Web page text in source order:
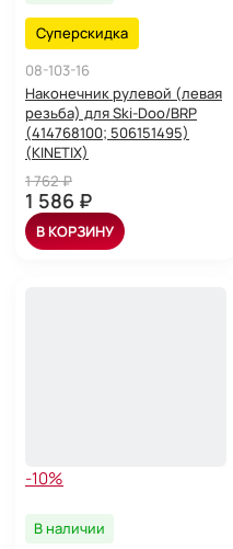
Суперскидка
08-103-16
Наконечник рулевой (левая
резьба) для Ski-Doo/BRP
(414768100; 506151495)
(KINETIX)
1 762 ₽
1 586 ₽
В КОРЗИНУ
-10%
В наличии